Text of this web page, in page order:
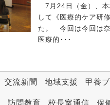
7月24日（金）、本
して《医療的ケア研
た。 今回は今回は
医療的･･･
交流新聞 地域支援 甲養
訪問教育 校長室通信 保